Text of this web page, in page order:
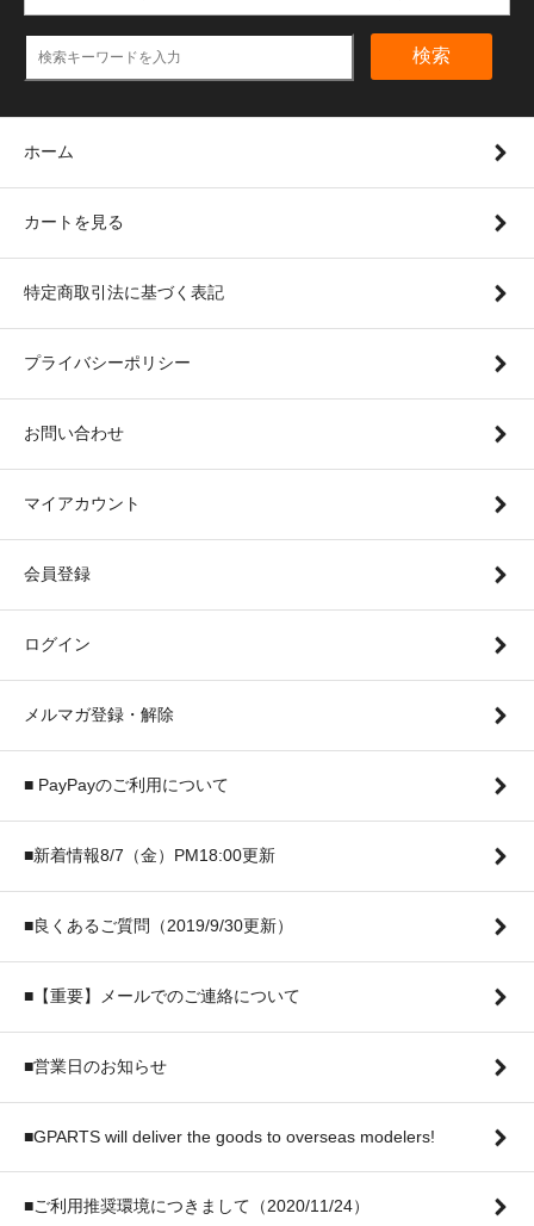
検索
ホーム
カートを見る
特定商取引法に基づく表記
プライバシーポリシー
お問い合わせ
マイアカウント
会員登録
ログイン
メルマガ登録・解除
■ PayPayのご利用について
■新着情報8/7（金）PM18:00更新
■良くあるご質問（2019/9/30更新）
■【重要】メールでのご連絡について
■営業日のお知らせ
■GPARTS will deliver the goods to overseas modelers!
■ご利用推奨環境につきまして（2020/11/24）